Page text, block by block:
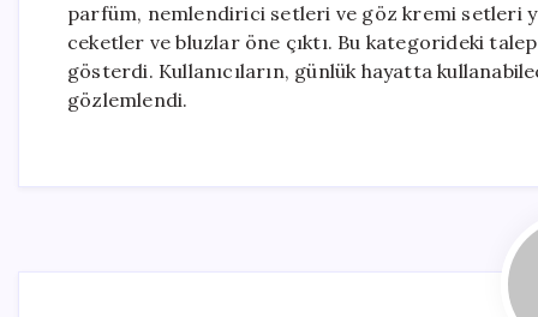
parfüm, nemlendirici setleri ve göz kremi setleri
ceketler ve bluzlar öne çıktı. Bu kategorideki
gösterdi. Kullanıcıların, günlük hayatta
gözlemlendi.